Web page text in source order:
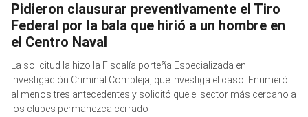
Pidieron clausurar preventivamente el Tiro
Federal por la bala que hirió a un hombre en
el Centro Naval
La solicitud la hizo la Fiscalía porteña Especializada en
Investigación Criminal Compleja, que investiga el caso. Enumeró
al menos tres antecedentes y solicitó que el sector más cercano a
los clubes permanezca cerrado